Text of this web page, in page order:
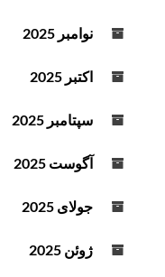
نوامبر 2025
اکتبر 2025
سپتامبر 2025
آگوست 2025
جولای 2025
ژوئن 2025